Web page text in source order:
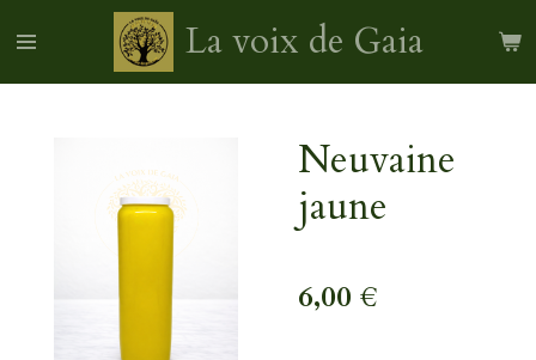
La voix de Gaia
Neuvaine
jaune
6,00 €